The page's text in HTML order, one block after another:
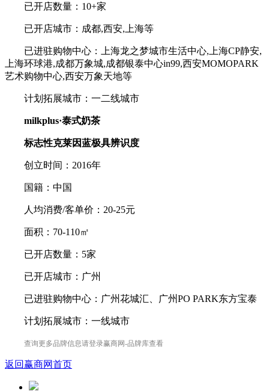
已开店数量：10+家
已开店城市：成都,西安,上海等
已进驻购物中心：上海龙之梦城市生活中心,上海CP静安,
上海环球港,成都万象城,成都银泰中心in99,西安MOMOPARK
艺术购物中心,西安万象天地等
计划拓展城市：一二线城市
milkplus·泰式奶茶
标志性克莱因蓝极具辨识度
创立时间：2016年
国籍：中国
人均消费/客单价：20-25元
面积：70-110㎡
已开店数量：5家
已开店城市：广州
已进驻购物中心：广州花城汇、广州PO PARK东方宝泰
计划拓展城市：一线城市
查询更多品牌信息请登录赢商网-品牌库查看
返回赢商网首页